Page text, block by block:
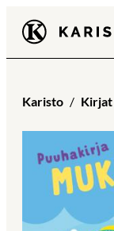
Siirry
suoraan
sisältöön
Karisto
Karisto Kirjat